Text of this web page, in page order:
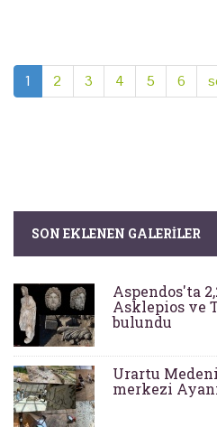
1 2 3 4 5 6
SON EKLENEN GALERILER
Aspendos'ta
Asklepios ve
bulundu
Urartu
merkezi